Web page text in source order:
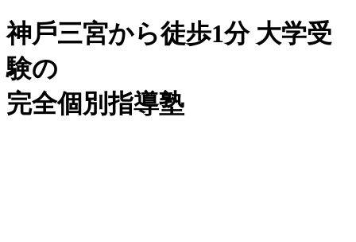
神⼾三宮から徒歩1分⼤学受
験の
完全個別指導塾